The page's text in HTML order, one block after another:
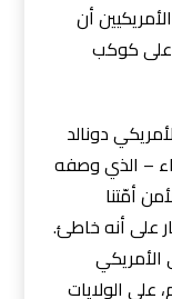
أن
على كوكب
دونالد
– الذي وصفه
أمّتنا
على أنه خاطئ.
الأمريكي
على الولايات